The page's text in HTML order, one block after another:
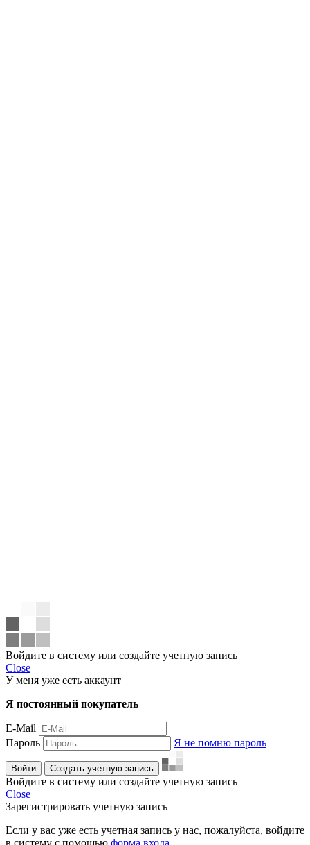
Войдите в систему или создайте учетную запись
Close
У меня уже есть аккаунт
Я постоянный покупатель
E-Mail
Пароль
Я не помню пароль
Войти Создать учетную запись
Войдите в систему или создайте учетную запись
Close
Зарегистрировать учетную запись
Если у вас уже есть учетная запись у нас, пожалуйста, войдите
в систему с помощью форма входа